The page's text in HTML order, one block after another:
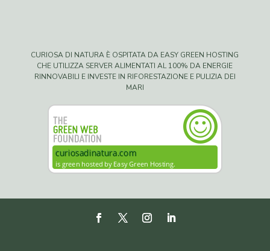
CURIOSA DI NATURA È OSPITATA DA EASY GREEN HOSTING
CHE UTILIZZA SERVER ALIMENTATI AL 100% DA ENERGIE
RINNOVABILI E INVESTE IN RIFORESTAZIONE E PULIZIA DEI
MARI